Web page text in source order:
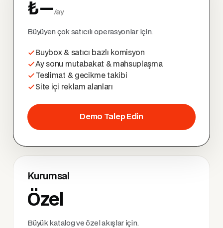
₺—/ay
Büyüyen çok satıcılı operasyonlar için.
Buybox & satıcı bazlı komisyon
Ay sonu mutabakat & mahsuplaşma
Teslimat & gecikme takibi
Site içi reklam alanları
Demo Talep Edin
Kurumsal
Özel
Büyük katalog ve özel akışlar için.